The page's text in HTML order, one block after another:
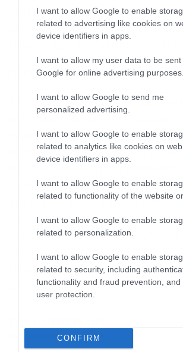
I want to allow Google to enable
related to advertising like cookies on
device identifiers in apps.
I want to allow my user data to be sent
Google for online advertising purposes.
I want to allow Google to send me
personalized advertising.
I want to allow Google to enable
related to analytics like cookies on
device identifiers in apps.
I want to allow Google to enable
related to functionality of the website
I want to allow Google to enable
related to personalization.
I want to allow Google to enable
related to security, including
functionality and fraud prevention, and
user protection.
CONFIRM
στα νότια πελάγη δυτικοί
με 5 μποφόρ.
Η θερμοκρασία θα σημειώσει
ΠΡΟΓΝΩΣΗ ΓΙΑ ΤΗ ΔΕΥΤΕΡΑ 01-
Στα βόρεια λίγες νεφώσεις
αυξηθούν και θα σημειωθούν
βροχές και πιθανόν στα
καταιγίδες. Στην υπόλοιπη
αίθριος καιρός με πρόσκαιρες
μεσημέρι – απόγευμα στα
την Κρήτη και τοπικές βροχές
Οι άνεμοι στα δυτικά θα
βορειοδυτικοί και στα
νοτιοδυτικοί 3 έως 5 μποφόρ.
Η θερμοκρασία δεν θα
μεταβολή.